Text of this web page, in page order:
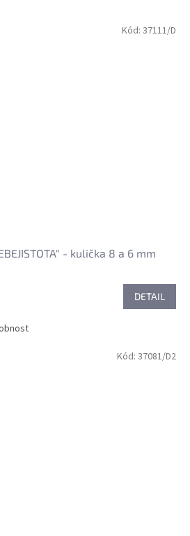
- kulička 8 a 6 mm
DETAIL
Kód: 37111/D
Kód: 37081/D2